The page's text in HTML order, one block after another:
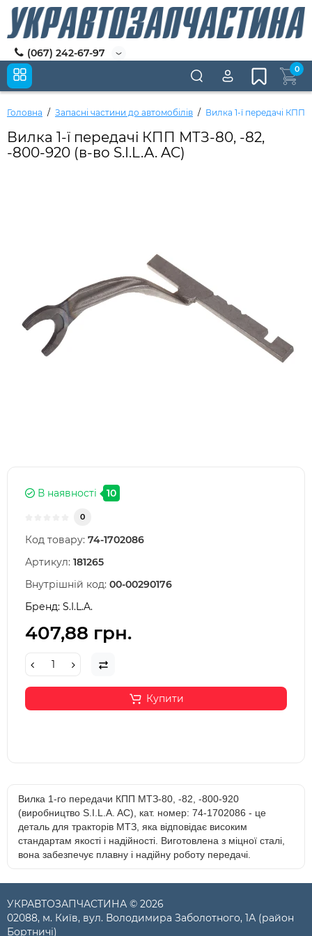
(067) 242-67-97
0
Головна Запасні частини до автомобілів Вилка 1-ї передачі КПП
Вилка 1-ї передачі КПП МТЗ-80, -82,
-800-920 (в-во S.I.L.A. AC)
В наявності 10
0
Код товару: 74-1702086
Артикул: 181265
Внутрішній код: 00-00290176
Бренд: S.I.L.A.
407,88 грн.
Купити
Вилка 1-го передачи КПП МТЗ-80, -82, -800-920
(виробництво S.I.L.A. AC), кат. номер: 74-1702086 - це
деталь для тракторів МТЗ, яка відповідає високим
стандартам якості і надійності. Виготовлена з міцної сталі,
вона забезпечує плавну і надійну роботу передачі.
УКРАВТОЗАПЧАСТИНА © 2026
02088, м. Київ, вул. Володимира Заболотного, 1А (район
Бортничі)